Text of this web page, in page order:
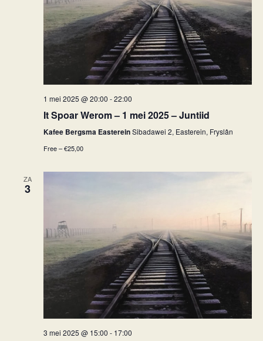
1 mei 2025 @ 20:00 -22:00
It Spoar Werom – 1 mei 2025 – Juntiid
Kafee Bergsma EastereinSibadawei 2, Easterein, Fryslân
Free – €25,00
ZA
3
3 mei 2025 @ 15:00 - 17:00